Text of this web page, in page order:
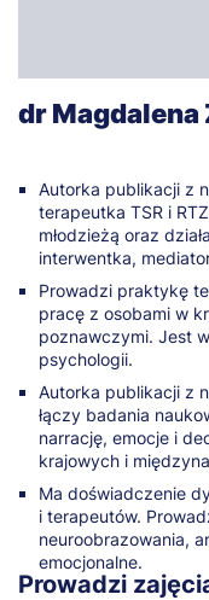
dr Magdalena
Autorka publikacji z
terapeutka TSR i
młodzieżą oraz
interwentka,
Prowadzi praktykę
pracę z osobami w
poznawczymi. Jest
psychologii.
Autorka publikacji z
łączy badania
narrację, emocje i
krajowych i
Ma doświadczenie
i terapeutów.
neuroobrazowania,
emocjonalne.
Prowadzi